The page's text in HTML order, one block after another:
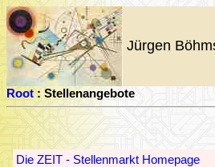
Jürgen
Root: Stellenangebote
Die ZEIT - Stellenmarkt Homepage